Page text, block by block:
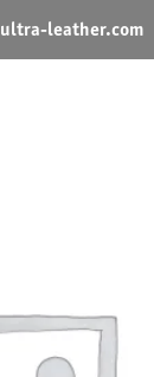
leather.com